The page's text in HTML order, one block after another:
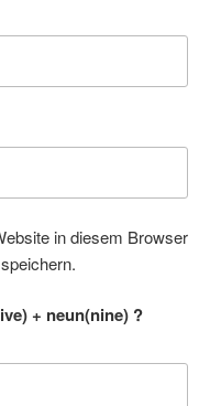
in diesem Browser
+ neun(nine) ?